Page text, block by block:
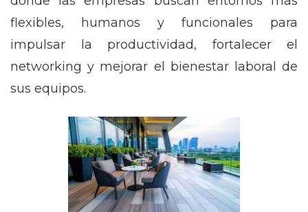
flexibles, humanos y funcionales para
impulsar la productividad, fortalecer el
networking y mejorar el bienestar laboral de
sus equipos.